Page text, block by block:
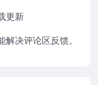
更新
解决评论区反馈。